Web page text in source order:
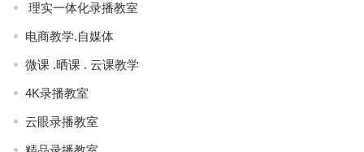
理实一体化录播教室
电商教学.自媒体
微课 .晒课 . 云课教学
4K录播教室
云眼录播教室